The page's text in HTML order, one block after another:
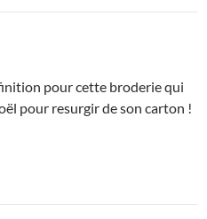
pour cette broderie qui
pour resurgir de son carton !